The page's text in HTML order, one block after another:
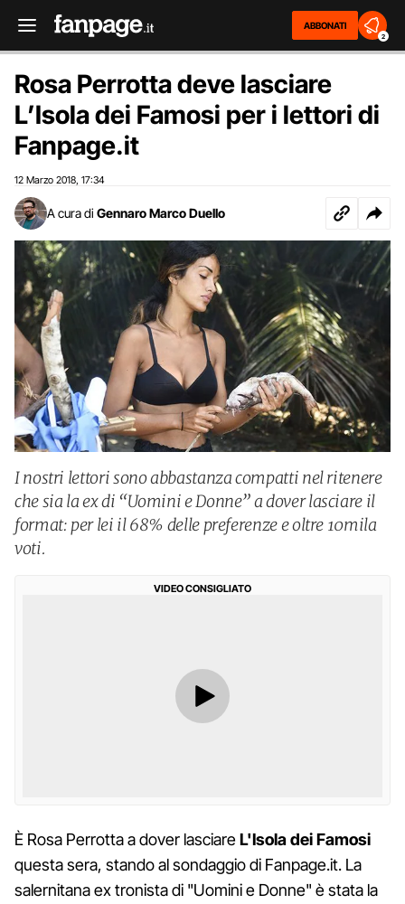
ABBONATI
2
Rosa Perrotta deve lasciare
L’Isola dei Famosi per i lettori di
Fanpage.it
12 Marzo 2018 17:34
A cura di Gennaro Marco Duello
I nostri lettori sono abbastanza compatti nel ritenere
che sia la ex di “Uomini e Donne” a dover lasciare il
format: per lei il 68% delle preferenze e oltre 10mila
voti.
VIDEO CONSIGLIATO
È Rosa Perrotta a dover lasciareL'IsoladeiFamosi
questa sera, stando al sondaggio di Fanpage.it. La
salernitana ex tronista di "Uomini e Donne" è stata la